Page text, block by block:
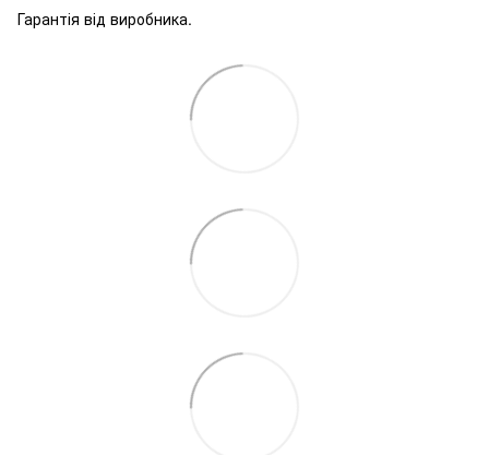
Гарантія від виробника.